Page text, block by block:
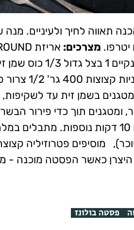
תאווה לחיך ולעיניים. מנה
מצרכים:
פטרוזיליה מלח, פלפל
בשמן זית עד
ומטגנים תוך כדי פירור
מוסיפים עגבניות ומבשלים 10 דקות
מוסיפים פטרוזיליה
כאשר הפסטה מוכנה -
פסטה בולונז